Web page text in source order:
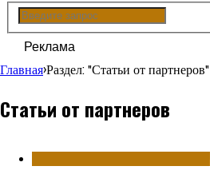
Реклама
Главная›Раздел: "Статьи от партнеров"
Статьи от партнеров